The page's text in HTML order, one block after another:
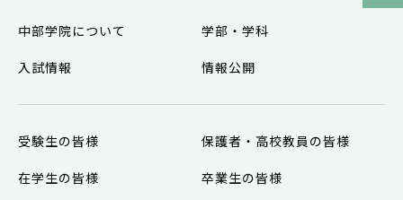
中部学院について 学部・学科
入試情報 情報公開
受験生の皆様 保護者・高校教員の皆様
在学生の皆様 卒業生の皆様